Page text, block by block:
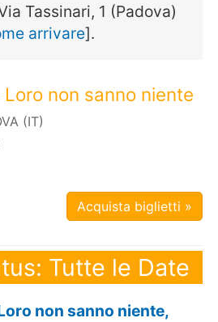
Tassinari, 1 (Padova)
arrivare].
non sanno niente
(IT)
Acquista biglietti »
Tutte le Date
non sanno niente,